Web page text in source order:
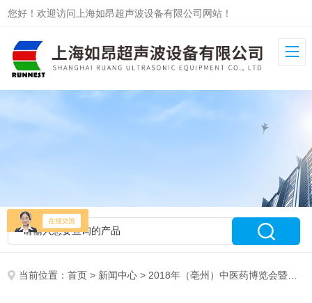
您好！欢迎访问上海如昂超声波设备有限公司网站！
当前位置：首页 > 新闻中心 > 2018年（亳州）中医药博览会暨第34届